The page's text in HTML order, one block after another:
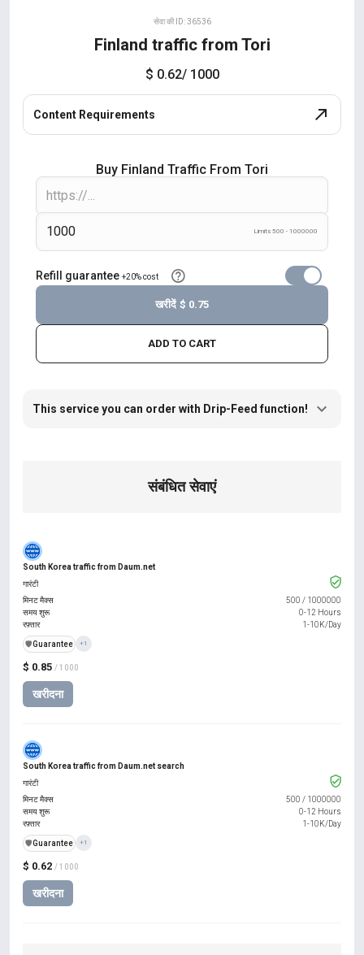
सेवा की ID: 36536
Finland traffic from Tori
$ 0.62/ 1000
Content Requirements
Buy Finland Traffic From Tori
Limits 500 - 1000000
Refill guarantee +20% cost
ADD TO CART
खरीदें $ 0.75
This service you can order with Drip-Feed function!
संबंधित सेवाएं
South Korea traffic from Daum.net
$ 0.85 / 1000
खरीदना
गारंटी
मिनट मैक्स
500 / 1000000
समय शुरू
0-12 Hours
रफ़्तार
1-10K/Day
️🛡️Guarantee +1
South Korea traffic from Daum.net search
$ 0.62 / 1000
खरीदना
गारंटी
मिनट मैक्स
500 / 1000000
समय शुरू
0-12 Hours
रफ़्तार
1-10K/Day
️🛡️Guarantee +1